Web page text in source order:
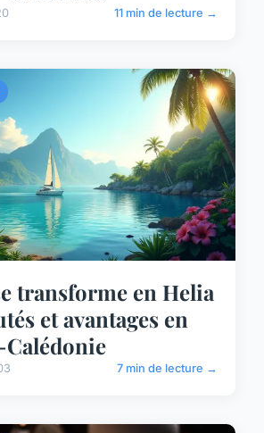
11 min de lecture →
transforme en Helia
et avantages en
7 min de lecture →